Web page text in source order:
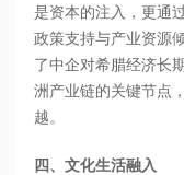
是资本的注入，更通
政策支持与产业资源
了中企对希腊经济长
洲产业链的关键节点
越。
四、文化生活融入